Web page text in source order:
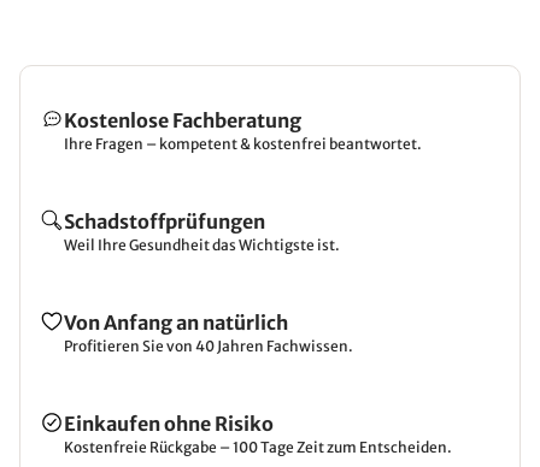
Kostenlose Fachberatung
Ihre Fragen – kompetent & kostenfrei beantwortet.
Schadstoffprüfungen
Weil Ihre Gesundheit das Wichtigste ist.
Von Anfang an natürlich
Profitieren Sie von 40 Jahren Fachwissen.
Einkaufen ohne Risiko
Kostenfreie Rückgabe – 100 Tage Zeit zum Entscheiden.